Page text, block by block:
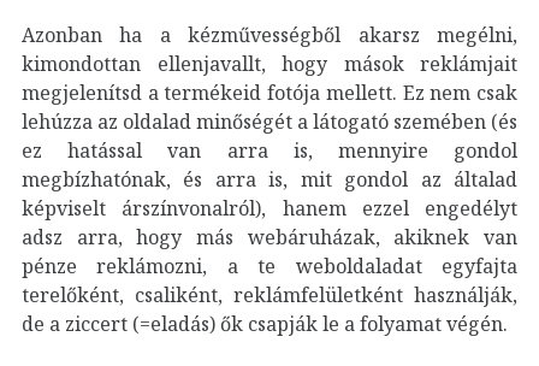
Azonban ha a kézművességből akarsz megélni,
kimondottan ellenjavallt, hogy mások reklámjait
megjelenítsd a termékeid fotója mellett. Ez nem csak
lehúzza az oldalad minőségét a látogató szemében (és
ez hatással van arra is, mennyire gondol
megbízhatónak, és arra is, mit gondol az általad
képviselt árszínvonalról), hanem ezzel engedélyt
adsz arra, hogy más webáruházak, akiknek van
pénze reklámozni, a te weboldaladat egyfajta
terelőként, csaliként, reklámfelületként használják,
de a ziccert (=eladás) ők csapják le a folyamat végén.